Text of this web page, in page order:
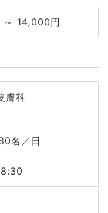
～ 14,000円
膚科
名／日